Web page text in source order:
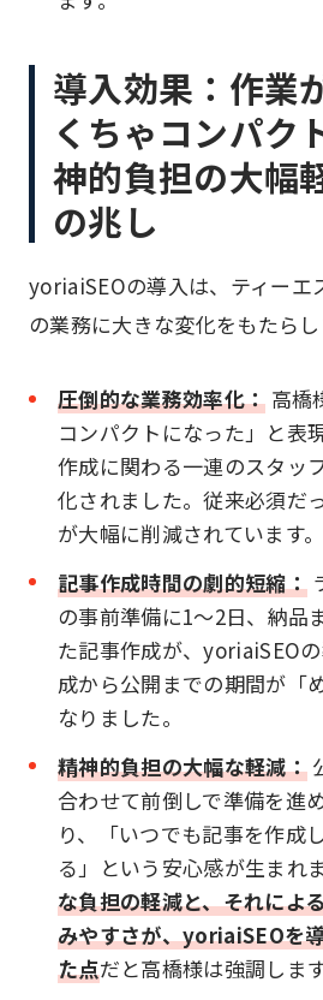
導入効果：作業
くちゃコンパク
神的負担の大幅
の兆し
yoriaiSEOの導入は、ティーエ
の業務に大きな変化をもたらし
圧倒的な業務効率化： 高橋
コンパクトになった」と表
作成に関わる一連のスタッ
化されました。従来必須だ
が大幅に削減されています。
記事作成時間の劇的短縮：
の事前準備に1～2日、納品
た記事作成が、yoriaiSEO
成から公開までの期間が「
なりました。
精神的負担の大幅な軽減：
合わせて前倒しで準備を進
り、「いつでも記事を作成
る」という安心感が生まれ
な負担の軽減と、それによ
みやすさが、yoriaiSEOを
た点だと高橋様は強調します